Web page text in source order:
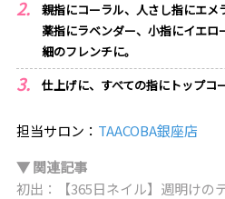
親指にコーラル、人さし指にエメ
薬指にラベンダー、小指にイエロ
細のフレンチに。
仕上げに、すべての指にトップコ
担当サロン： TAACOBA銀座店
▼ 関連記事
初出：【365日ネイル】週明け